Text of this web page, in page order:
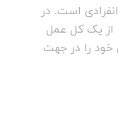
است. در
از یک کل عمل
خود را در جهت